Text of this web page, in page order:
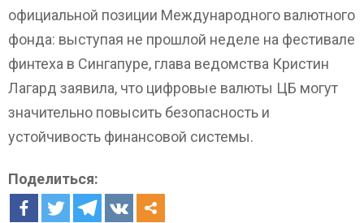
официальной позиции Международного валютного
фонда: выступая не прошлой неделе на фестивале
финтеха в Сингапуре, глава ведомства Кристин
Лагард заявила, что цифровые валюты ЦБ могут
значительно повысить безопасность и
устойчивость финансовой системы.
Поделиться: